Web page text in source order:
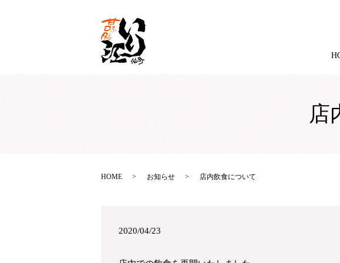
店
HOME お知らせ 店内飲食について
2020/04/23